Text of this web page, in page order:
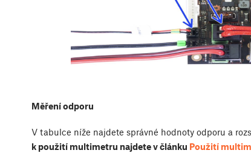
Měření odporu
V tabulce níže najdete správné hodnoty odporu a
k použití multimetru najdete v článku Použití